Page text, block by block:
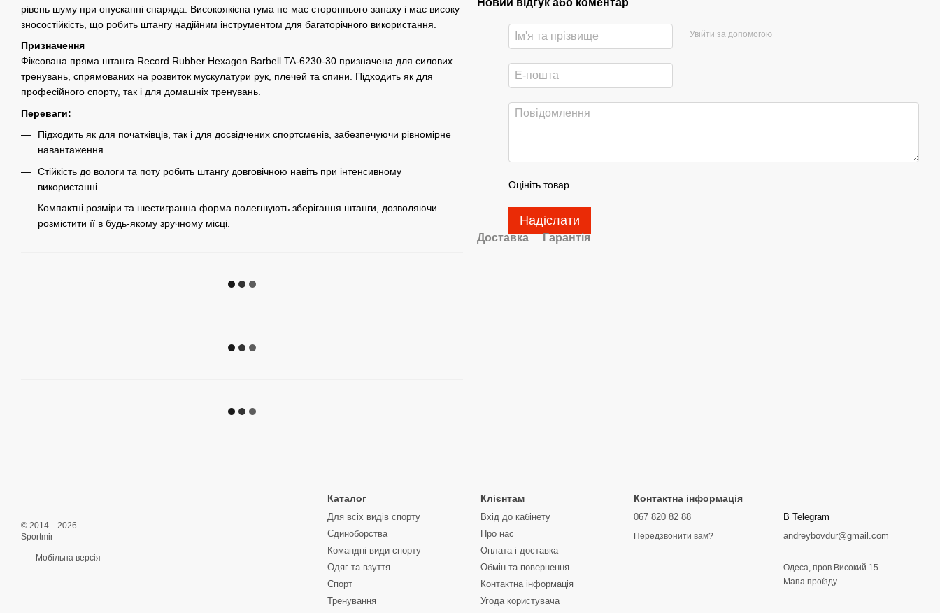
рівень шуму при опусканні снаряда. Високоякісна гума не має стороннього запаху і має високу
зносостійкість, що робить штангу надійним інструментом для багаторічного використання.
Призначення
Фіксована пряма штанга Record Rubber Hexagon Barbell TA-6230-30 призначена для силових
тренувань, спрямованих на розвиток мускулатури рук, плечей та спини. Підходить як для
професійного спорту, так і для домашніх тренувань.
Переваги:
Підходить як для початківців, так і для досвідчених спортсменів, забезпечуючи рівномірне
навантаження.
Стійкість до вологи та поту робить штангу довговічною навіть при інтенсивному
використанні.
Компактні розміри та шестигранна форма полегшують зберігання штанги, дозволяючи
розмістити її в будь-якому зручному місці.
Новий відгук або коментар
Увійти за допомогою
Оцініть товар
Надіслати
Доставка Гарантія
© 2014—2026
Sportmir
Мобільна версія
Каталог
Для всіх видів спорту
Єдиноборства
Командні види спорту
Одяг та взуття
Спорт
Тренування
Клієнтам
Вхід до кабінету
Про нас
Оплата і доставка
Обмін та повернення
Контактна інформація
Угода користувача
Контактна інформація
067 820 82 88
Передзвонити вам?
В Telegram
andreybovdur@gmail.com
Одеса, пров.Високий 15
Мапа проїзду